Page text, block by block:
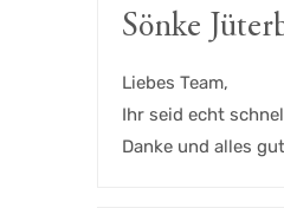
Sönke
Liebes Team,
Ihr seid echt
Danke und alles